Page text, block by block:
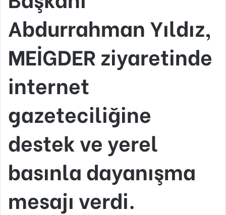
Abdurrahman Yıldız,
MEİGDER ziyaretinde
internet
gazeteciliğine
destek ve yerel
basınla dayanışma
mesajı verdi.